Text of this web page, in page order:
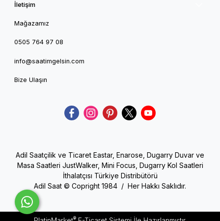
İletişim
Mağazamız
0505 764 97 08
info@saatimgelsin.com
Bize Ulaşın
Adil Saatçilik ve Ticaret Eastar, Enarose, Dugarry Duvar ve
Masa Saatleri JustWalker, Mini Focus, Dugarry Kol Saatleri
İthalatçısı Türkiye Distribütörü
Adil Saat © Copright 1984 / Her Hakkı Saklıdır.
®